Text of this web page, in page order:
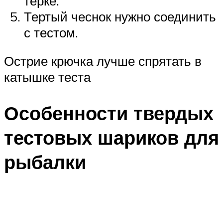
Тертый чеснок нужно соединить
с тестом.
Острие крючка лучше спрятать в
катышке теста
Особенности твердых
тестовых шариков для
рыбалки